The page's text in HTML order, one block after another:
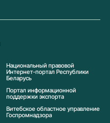
Национальный правовой
Интернет-портал Республики
Беларусь
Портал информационной
поддержки экспорта
Витебское областное управление
Госпромнадзора